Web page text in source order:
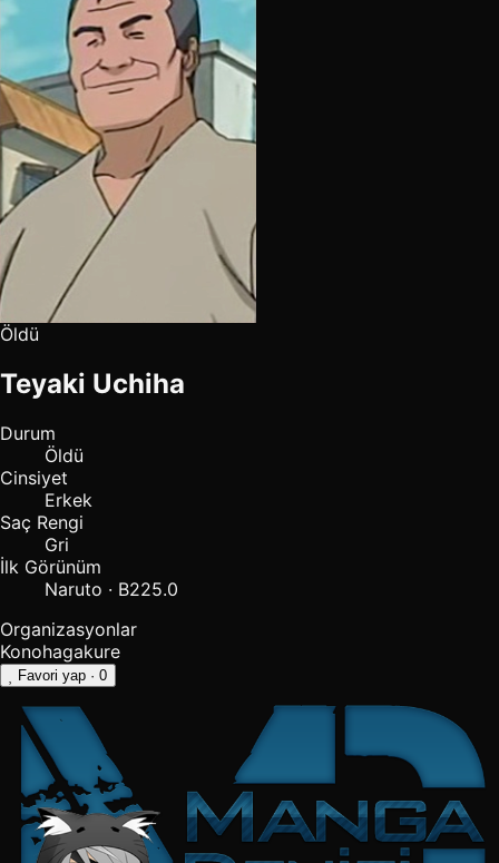
Öldü
Teyaki Uchiha
Durum
Öldü
Cinsiyet
Erkek
Saç Rengi
Gri
İlk Görünüm
Naruto · B225.0
Organizasyonlar
Konohagakure
Favori yap · 0